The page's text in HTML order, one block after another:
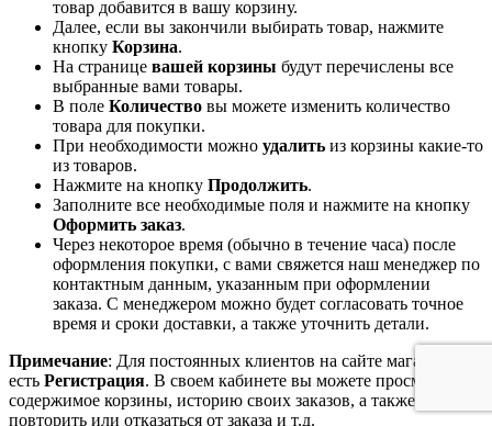
товар добавится в вашу корзину.
Далее, если вы закончили выбирать товар, нажмите
кнопку Корзина.
На странице вашей корзины будут перечислены все
выбранные вами товары.
В поле Количество вы можете изменить количество
товара для покупки.
При необходимости можно удалить из корзины какие-то
из товаров.
Нажмите на кнопку Продолжить.
Заполните все необходимые поля и нажмите на кнопку
Оформить заказ.
Через некоторое время (обычно в течение часа) после
оформления покупки, с вами свяжется наш менеджер по
контактным данным, указанным при оформлении
заказа. С менеджером можно будет согласовать точное
время и сроки доставки, а также уточнить детали.
Примечание: Для постоянных клиентов на сайте магазина
есть Регистрация. В своем кабинете вы можете просмотреть
содержимое корзины, историю своих заказов, а также
повторить или отказаться от заказа и т.д.